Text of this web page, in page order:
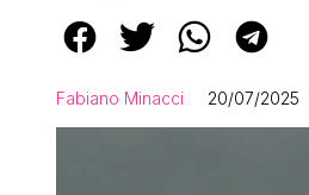
Fabiano Minacci 20/07/2025